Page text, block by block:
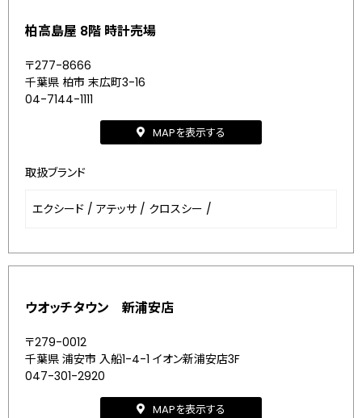
柏高島屋 8階 時計売場
〒277-8666
千葉県 柏市 末広町3-16
04-7144-1111
MAPを表示する
取扱ブランド
エクシード / アテッサ / クロスシー /
ウオッチタウン 新浦安店
〒279-0012
千葉県 浦安市 入船1-4-1 イオン新浦安店3F
047-301-2920
MAPを表示する